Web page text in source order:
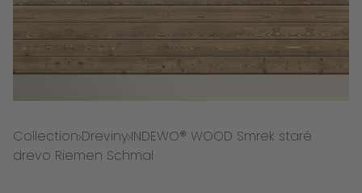
Collection Dreviny INDEWO® WOOD Smrek staré
drevo Riemen Schmal